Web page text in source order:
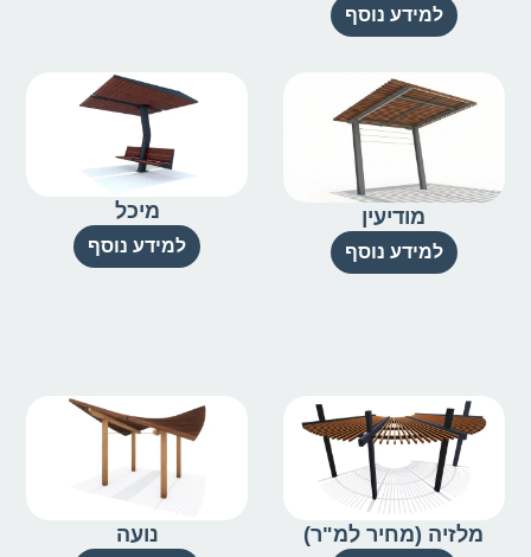
למידע נוסף
מודיעין
למידע נוסף
מיכל
למידע נוסף
מלזיה (מחיר למ"ר) נועה